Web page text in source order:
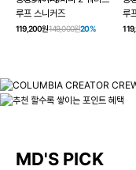
루프 스니커즈
119,200원149,000원20%
루
MD'S PICK